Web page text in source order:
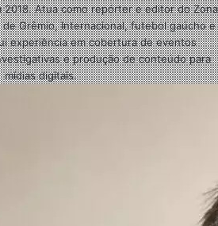
2018. Atua como repórter e editor do Zona
Grêmio, Internacional, futebol gaúcho e
experiência em cobertura de eventos
e produção de conteúdo para
mídias digitais.